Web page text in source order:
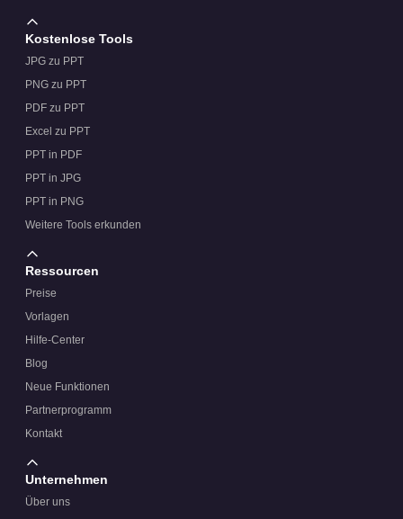
Kostenlose Tools
JPG zu PPT
PNG zu PPT
PDF zu PPT
Excel zu PPT
PPT in PDF
PPT in JPG
PPT in PNG
Weitere Tools erkunden
Ressourcen
Preise
Vorlagen
Hilfe-Center
Blog
Neue Funktionen
Partnerprogramm
Kontakt
Unternehmen
Über uns